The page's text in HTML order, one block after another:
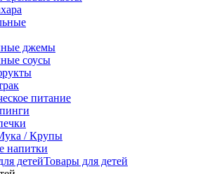
джемы
соусы
питание
/ Крупы
напитки
Товары для детей